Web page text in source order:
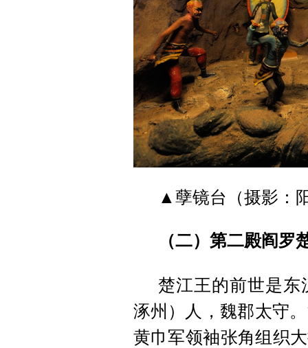
▲孽镜台（摄影：
（二）第二殿阎罗
楚江王的前世是东
涿州）人，魏郡太守
黄巾军领袖张角组织